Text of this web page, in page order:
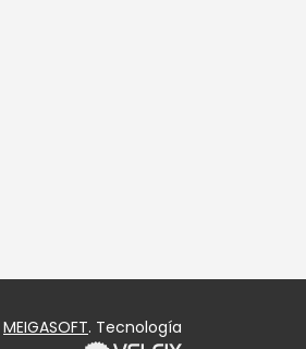
MEIGASOFT. Tecnología